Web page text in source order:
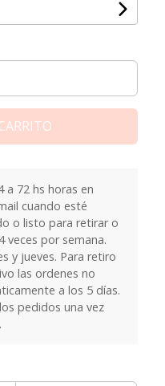
a 72 hs horas en
cuando esté
o listo para retirar o
veces por semana.
y jueves. Para retiro
las ordenes no
a los 5 días.
pedidos una vez